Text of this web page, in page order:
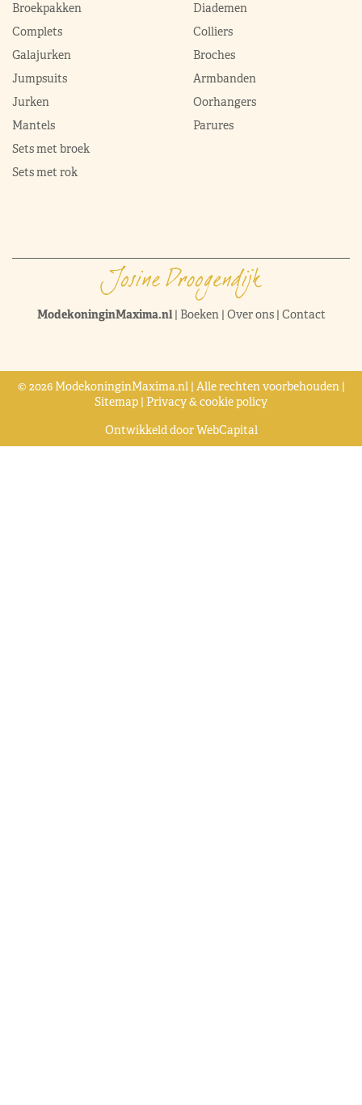
Broekpakken
Complets
Galajurken
Jumpsuits
Jurken
Mantels
Sets met broek
Sets met rok
Diademen
Colliers
Broches
Armbanden
Oorhangers
Parures
ModekoninginMaxima.nl| Boeken| Over ons| Contact
© 2026 ModekoninginMaxima.nl | Alle rechten voorbehouden |
Sitemap | Privacy & cookie policy
Ontwikkeld doorWebCapital